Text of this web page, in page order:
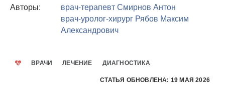
Авторы:
врач-терапевтСмирнов Антон
врач-уролог-хирург Рябов Максим
Александрович
ВРАЧИ ЛЕЧЕНИЕ ДИАГНОСТИКА
СТАТЬЯ ОБНОВЛЕНА: 19 МАЯ 2026